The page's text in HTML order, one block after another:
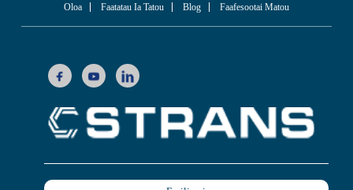
Oloa Faatatau Ia Tatou Blog Faafesootai Matou